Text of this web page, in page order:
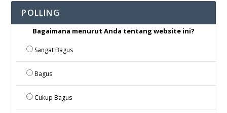
POLLING
Bagaimana menurut Anda tentang website ini?
Sangat Bagus
Bagus
Cukup Bagus